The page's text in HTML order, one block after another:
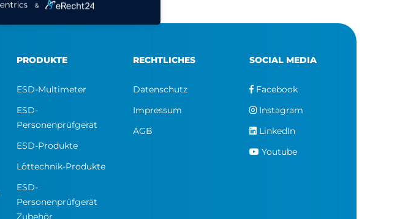
PRODUKTE
ESD-Multimeter
ESD-
Personenprüfgerät
ESD-Produkte
Löttechnik-Produkte
ESD-
Personenprüfgerät
Zubehör
RECHTLICHES
Datenschutz
Impressum
AGB
SOCIAL MEDIA
Facebook
Instagram
LinkedIn
Youtube
&